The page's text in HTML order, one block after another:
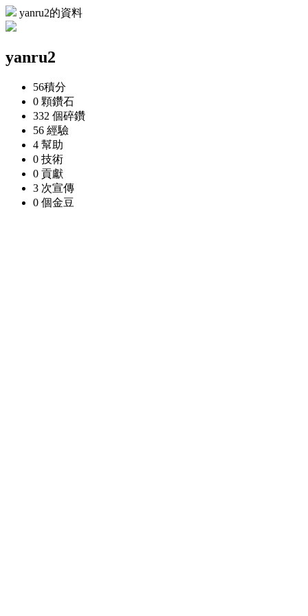
yanru2的資料
yanru2
56積分
0 顆鑽石
332 個碎鑽
56 經驗
4 幫助
0 技術
0 貢獻
3 次宣傳
0 個金豆